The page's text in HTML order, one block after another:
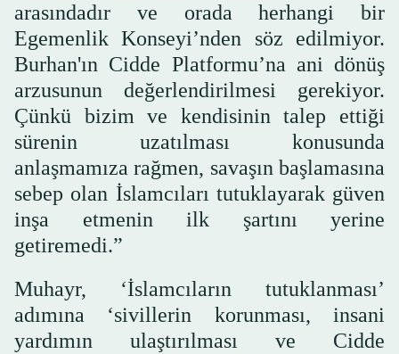
arasındadır ve orada herhangi bir
Egemenlik Konseyi’nden söz edilmiyor.
Burhan'ın Cidde Platformu’na ani dönüş
arzusunun değerlendirilmesi gerekiyor.
Çünkü bizim ve kendisinin talep ettiği
sürenin uzatılması konusunda
anlaşmamıza rağmen, savaşın başlamasına
sebep olan İslamcıları tutuklayarak güven
inşa etmenin ilk şartını yerine
getiremedi.”
Muhayr, ‘İslamcıların tutuklanması’
adımına ‘sivillerin korunması, insani
yardımın ulaştırılması ve Cidde